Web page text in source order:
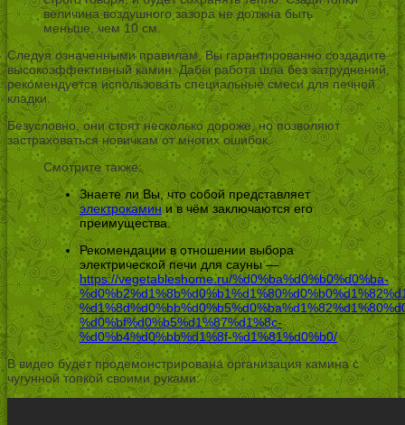
величина воздушного зазора не должна быть
меньше, чем 10 см.
Следуя означенными правилам, Вы гарантированно создадите
высокоэффективный камин. Дабы работа шла без затруднений,
рекомендуется использовать специальные смеси для печной
кладки.
Безусловно, они стоят несколько дороже, но позволяют
застраховаться новичкам от многих ошибок.
Смотрите также:
Знаете ли Вы, что собой представляет
электрокамини в чём заключаются его
преимущества.
Рекомендации в отношении выбора
электрической печи для сауны —
https://vegetableshome.ru/%d0%ba%d0%b0%d0%ba-
%d0%bf%d0%b5%d1%87%d1%8c-
%d0%b4%d0%bb%d1%8f-%d1%81%d0%b0/
В видео будет продемонстрирована организация камина с
чугунной топкой своими руками: